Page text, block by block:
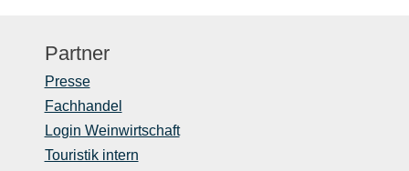
Partner
Presse
Fachhandel
Login Weinwirtschaft
Touristik intern